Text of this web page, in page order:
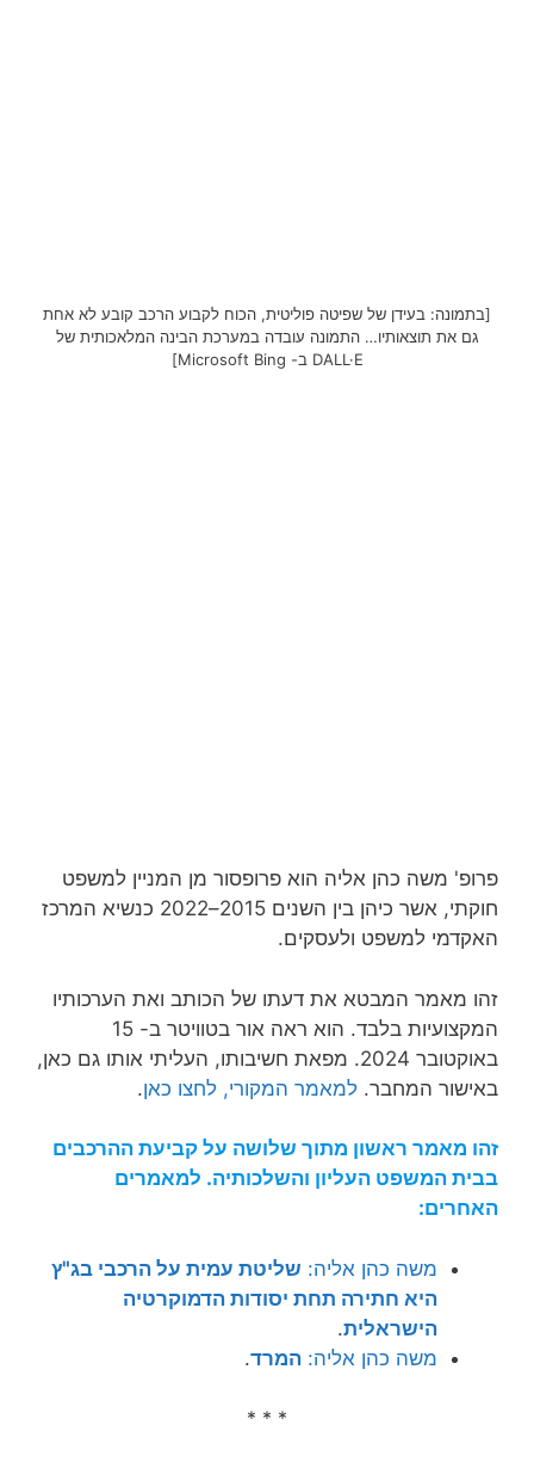
[בתמונה: בעידן של שפיטה פוליטית, הכוח לקבוע הרכב קובע לא אחת
גם את תוצאותיו… התמונה עובדה במערכת הבינה המלאכותית של
DALL·E ב- Microsoft Bing]
פרופ' משה כהן אליה הוא פרופסור מן המניין למשפט
חוקתי, אשר כיהן בין השנים 2015–2022 כנשיא המרכז
האקדמי למשפט ולעסקים.
זהו מאמר המבטא את דעתו של הכותב ואת הערכותיו
המקצועיות בלבד. הוא ראה אור בטוויטר ב- 15
באוקטובר 2024. מפאת חשיבותו, העליתי אותו גם כאן,
באישור המחבר. למאמר המקורי, לחצו כאן.
זהו מאמר ראשון מתוך שלושה על קביעת ההרכבים
בבית המשפט העליון והשלכותיה. למאמרים
האחרים:
משה כהן אליה: שליטת עמית על הרכבי בג"ץ
היא חתירה תחת יסודות הדמוקרטיה
הישראלית.
משה כהן אליה: המרד.
* * *